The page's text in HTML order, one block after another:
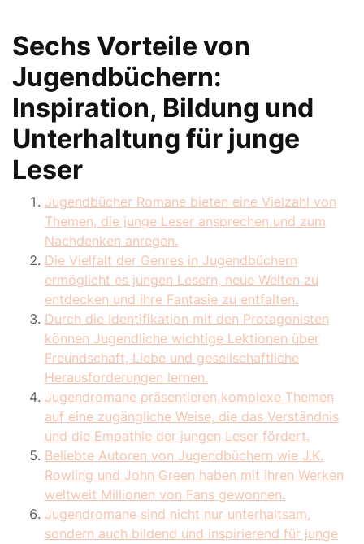
Sechs Vorteile von
Jugendbüchern:
Inspiration, Bildung und
Unterhaltung für junge
Leser
Jugendbücher Romane bieten eine Vielzahl von
Themen, die junge Leser ansprechen und zum
Nachdenken anregen.
Die Vielfalt der Genres in Jugendbüchern
ermöglicht es jungen Lesern, neue Welten zu
entdecken und ihre Fantasie zu entfalten.
Durch die Identifikation mit den Protagonisten
können Jugendliche wichtige Lektionen über
Freundschaft, Liebe und gesellschaftliche
Herausforderungen lernen.
Jugendromane präsentieren komplexe Themen
auf eine zugängliche Weise, die das Verständnis
und die Empathie der jungen Leser fördert.
Beliebte Autoren von Jugendbüchern wie J.K.
Rowling und John Green haben mit ihren Werken
weltweit Millionen von Fans gewonnen.
Jugendromane sind nicht nur unterhaltsam,
sondern auch bildend und inspirierend für junge